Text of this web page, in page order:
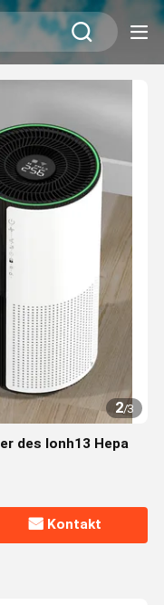
2/3
des Ionh13 Hepa
Kontakt